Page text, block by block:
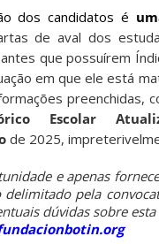
dos candidatos é
de aval dos
que possuírem
em que ele está
preenchidas,
Escolar
de 2025,
e apenas
pela
dúvidas sobre